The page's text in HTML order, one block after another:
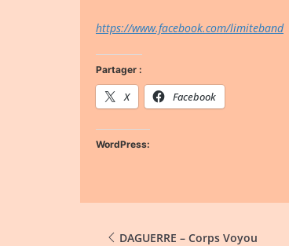
https://www.facebook.com/limiteband
Partager :
X Facebook
WordPress:
DAGUERRE – Corps Voyou